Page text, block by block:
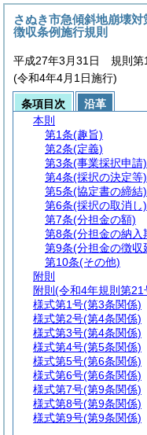
さぬき市急傾斜地崩壊
徴収条例施行規則
平成27年3月31日 規則第
(令和4年4月1日施行)
条項目次
沿革
本則
第1条(趣旨)
第2条(定義)
第3条(事業採択申請)
第4条(採択の決定等)
第5条(協定書の締結)
第6条(採択の取消し)
第7条(分担金の額)
第8条(分担金の納入
第9条(分担金の徴収
第10条(その他)
附則
附則 (令和4年規則第21
様式第1号(第3条関係)
様式第2号(第4条関係)
様式第3号(第4条関係)
様式第4号(第5条関係)
様式第5号(第6条関係)
様式第6号(第6条関係)
様式第7号(第9条関係)
様式第8号(第9条関係)
様式第9号(第9条関係)